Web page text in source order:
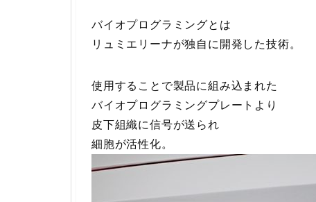
バイオプログラミングとは
リュミエリーナが独自に開発した技術。
使用することで製品に組み込まれた
バイオプログラミングプレートより
皮下組織に信号が送られ
細胞が活性化。